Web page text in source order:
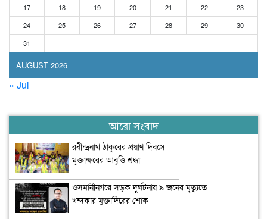
AUGUST 2026
17
18 19 20 21 22
23
24
25 26 27 28 29
30
31
« Jul
আরো সংবাদ
রবীন্দ্রনাথ ঠাকুরের প্রয়াণ দিবসে
মুক্তাক্ষরের আবৃত্তি শ্রদ্ধা
ওসমানীনগরে সড়ক দুর্ঘটনায় ৯ জনের মৃত্যুতে
খন্দকার মুক্তাদিরের শোক